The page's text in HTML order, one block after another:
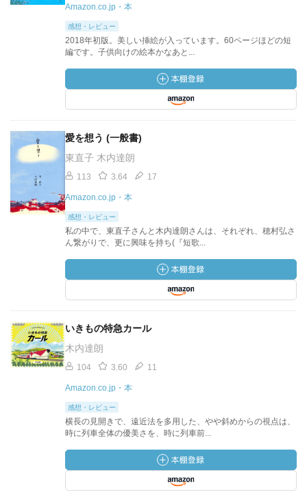
Amazon.co.jp・本
感想・レビュー
2018年初版。美しい挿絵が入っています。60ページほどの短
編です。子供向けの絵本かなあと...
愛を想う (一般書)
東直子 木内達朗
113 3.64 17
Amazon.co.jp・本
感想・レビュー
私の中で、東直子さんと木内達朗さんは、それぞれ、穂村弘さ
ん繋がりで、更に興味を持ち(『短歌...
いきもの特急カール
木内達朗
104 3.60 11
Amazon.co.jp・本
感想・レビュー
横長の見開きで、遠近法を多用した、やや斜めからの視点は、
時に列車全体の優美さを、時に列車前...